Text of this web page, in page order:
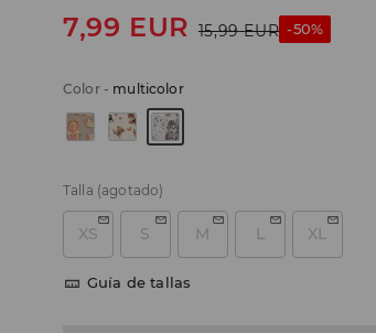
7,99 EUR 15,99 EUR -50%
Color- multicolor
Talla (agotado)
XS S M L XL
Guía de tallas